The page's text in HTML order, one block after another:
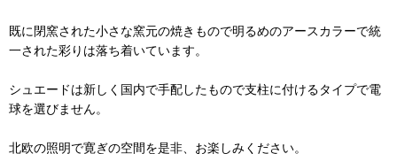
既に閉窯された小さな窯元の焼きもので明るめのアースカラーで統
一された彩りは落ち着いています。
シュエードは新しく国内で手配したもので支柱に付けるタイプで電
球を選びません。
北欧の照明で寛ぎの空間を是非、お楽しみください。